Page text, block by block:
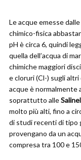
Le acque emesse
chimico-fisica
pH è circa 6, quindi
quella dell’acqua di
chimiche maggiori
e cloruri (Cl-) sugli
acque è normalmente
soprattutto alle
molto più alti, fino a
di studi recenti di tipo
provengano da un
compresa tra 100 e